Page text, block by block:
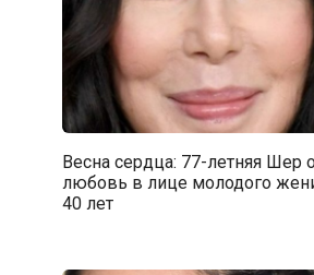
Весна сердца: 77-летняя Шер
любовь в лице молодого
40 лет